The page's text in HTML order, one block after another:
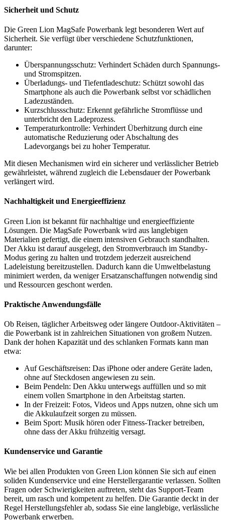
Sicherheit und Schutz
Die Green Lion MagSafe Powerbank legt besonderen Wert auf
Sicherheit. Sie verfügt über verschiedene Schutzfunktionen,
darunter:
Überspannungsschutz: Verhindert Schäden durch Spannungs-
und Stromspitzen.
Überladungs- und Tiefentladeschutz: Schützt sowohl das
Smartphone als auch die Powerbank selbst vor schädlichen
Ladezuständen.
Kurzschlussschutz: Erkennt gefährliche Stromflüsse und
unterbricht den Ladeprozess.
Temperaturkontrolle: Verhindert Überhitzung durch eine
automatische Reduzierung oder Abschaltung des
Ladevorgangs bei zu hoher Temperatur.
Mit diesen Mechanismen wird ein sicherer und verlässlicher Betrieb
gewährleistet, während zugleich die Lebensdauer der Powerbank
verlängert wird.
Nachhaltigkeit und Energieeffizienz
Green Lion ist bekannt für nachhaltige und energieeffiziente
Lösungen. Die MagSafe Powerbank wird aus langlebigen
Materialien gefertigt, die einem intensiven Gebrauch standhalten.
Der Akku ist darauf ausgelegt, den Stromverbrauch im Standby-
Modus gering zu halten und trotzdem jederzeit ausreichend
Ladeleistung bereitzustellen. Dadurch kann die Umweltbelastung
minimiert werden, da weniger Ersatzanschaffungen notwendig sind
und Ressourcen geschont werden.
Praktische Anwendungsfälle
Ob Reisen, täglicher Arbeitsweg oder längere Outdoor-Aktivitäten –
die Powerbank ist in zahlreichen Situationen von großem Nutzen.
Dank der hohen Kapazität und des schlanken Formats kann man
etwa:
Auf Geschäftsreisen: Das iPhone oder andere Geräte laden,
ohne auf Steckdosen angewiesen zu sein.
Beim Pendeln: Den Akku unterwegs auffüllen und so mit
einem vollen Smartphone in den Arbeitstag starten.
In der Freizeit: Fotos, Videos und Apps nutzen, ohne sich um
die Akkulaufzeit sorgen zu müssen.
Beim Sport: Musik hören oder Fitness-Tracker betreiben,
ohne dass der Akku frühzeitig versagt.
Kundenservice und Garantie
Wie bei allen Produkten von Green Lion können Sie sich auf einen
soliden Kundenservice und eine Herstellergarantie verlassen. Sollten
Fragen oder Schwierigkeiten auftreten, steht das Support-Team
bereit, um rasch und kompetent zu helfen. Die Garantie deckt in der
Regel Herstellungsfehler ab, sodass Sie eine langlebige, verlässliche
Powerbank erwerben.